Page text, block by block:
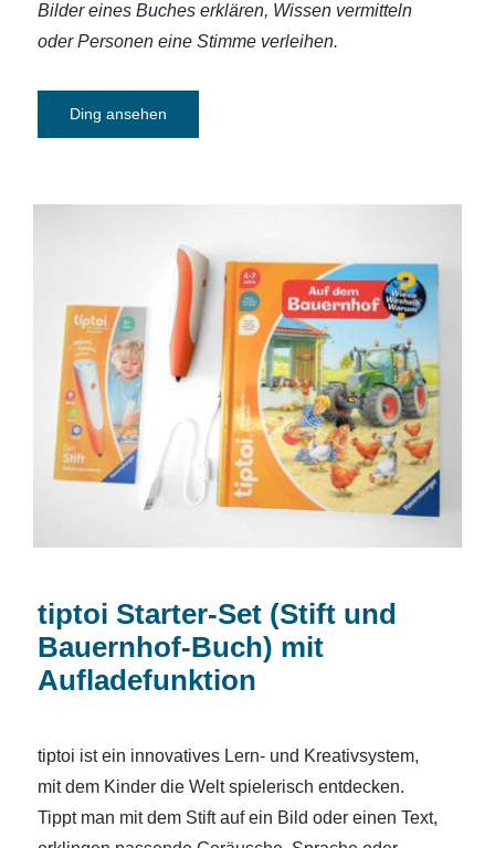
Bilder eines Buches erklären, Wissen vermitteln
oder Personen eine Stimme verleihen.
Ding ansehen
tiptoi Starter-Set (Stift und Bauernhof-
Buch) mit Aufladefunktion
tiptoi Starter-Set (Stift und
Bauernhof-Buch) mit
Aufladefunktion
tiptoi ist ein innovatives Lern- und Kreativsystem,
mit dem Kinder die Welt spielerisch entdecken.
Tippt man mit dem Stift auf ein Bild oder einen Text,